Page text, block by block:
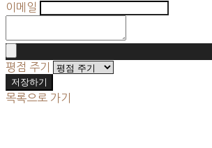
이메일
평점 주기
저장하기
목록으로 가기